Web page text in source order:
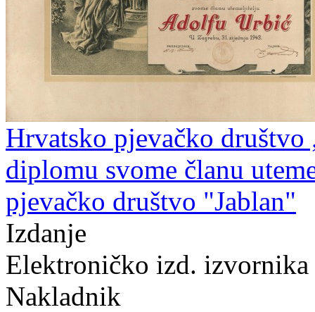
Hrvatsko pjevačko društvo
diplomu svome članu
pjevačko društvo "Jablan"
Izdanje
Elektroničko izd. izvornika
Nakladnik